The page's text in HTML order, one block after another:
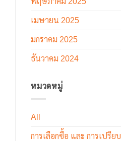
เมษายน 2025
มกราคม 2025
ธันวาคม 2024
หมวดหมู่
All
การเลือกซื้อ และ การเปรียบ